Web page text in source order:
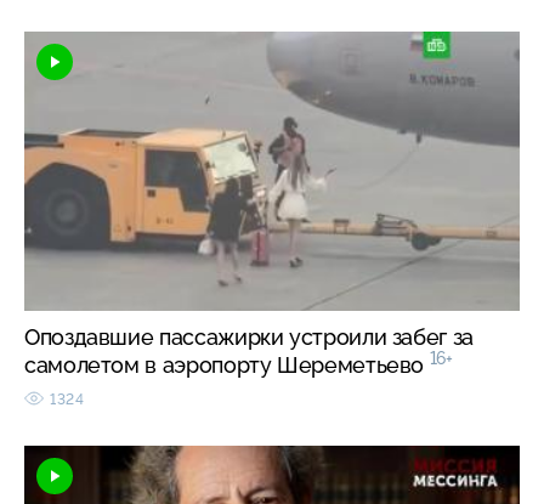
Опоздавшие пассажирки устроили забег за
самолетом в аэропорту Шереметьево 16+
1324